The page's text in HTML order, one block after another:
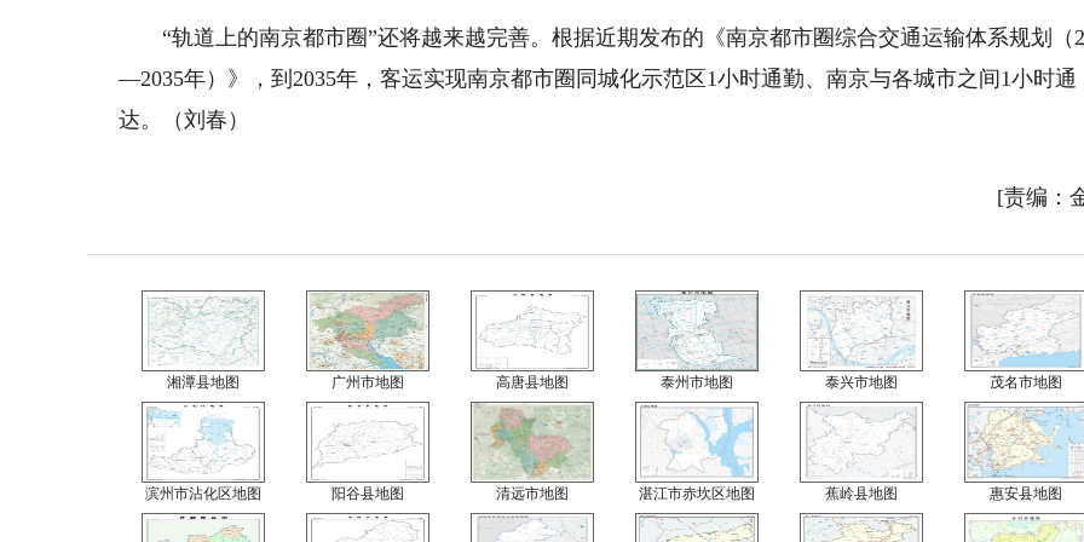
“轨道上的南京都市圈”还将越来越完善。根据近期发布的《南京都市圈综合交通运输体系规划（
—2035年）》，到2035年，客运实现南京都市圈同城化示范区1小时通勤、南京与各城市之间1小时通
达。（刘春）
[责编：
湘潭县地图 广州市地图 高唐县地图 泰州市地图 泰兴市地图 茂名市地图
滨州市沾化区地图 阳谷县地图 清远市地图 湛江市赤坎区地图 蕉岭县地图 惠安县地图